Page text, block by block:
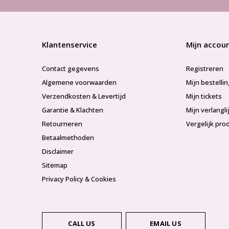
Klantenservice
Contact gegevens
Algemene voorwaarden
Verzendkosten & Levertijd
Garantie & Klachten
Retourneren
Betaalmethoden
Disclaimer
Sitemap
Privacy Policy & Cookies
Mijn
Registreren
Mijn
Mijn tickets
Mijn
Vergelijk
CALL US EMAIL US